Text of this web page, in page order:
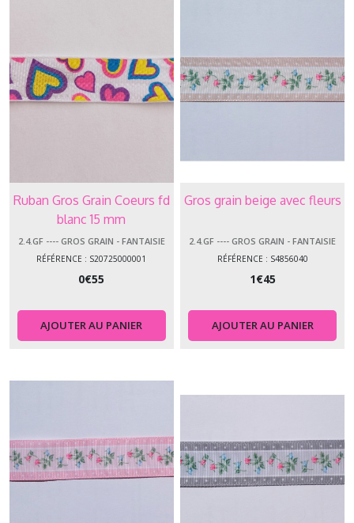
Ruban Gros Grain Coeurs fd
blanc 15 mm
2.4.GF ---- GROS GRAIN - FANTAISIE
RÉFÉRENCE : S20725000001
0€55
AJOUTER AU PANIER
Gros grain beige avec fleurs
2.4.GF ---- GROS GRAIN - FANTAISIE
RÉFÉRENCE : S4856040
1€45
AJOUTER AU PANIER